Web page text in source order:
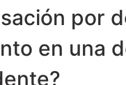
por
en una